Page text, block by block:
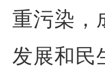
重污染，
发展和民